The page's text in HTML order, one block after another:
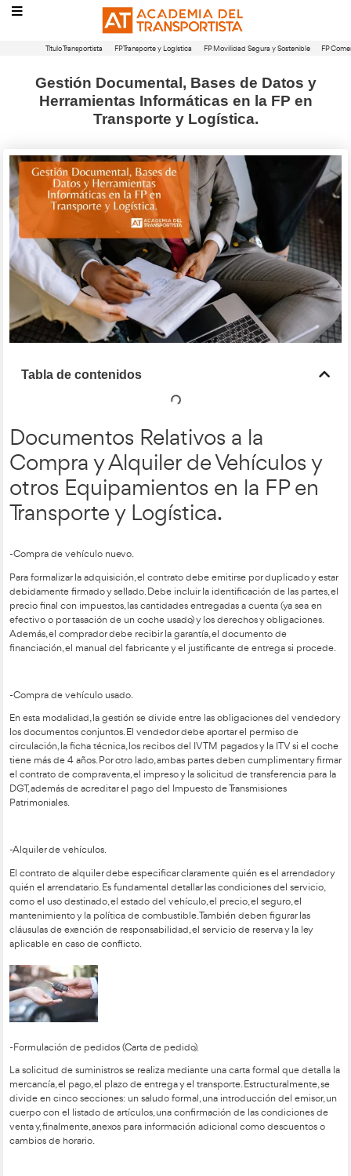
Gestión Documental, Bases de
Herramientas Informáticas en la
Transporte y Logística.
Tabla de contenidos
Documentos Relativos a la
Compra y Alquiler de
otros Equipamientos en la
Transporte y Logística.
-Compra de vehículo nuevo.
Para formalizar la adquisición, el contrato debe emitirse por
debidamente firmado y sellado. Debe incluir la identificación
precio final con impuestos, las cantidades entregadas a
efectivo o por tasación de un coche usado) y los derechos y
-Compra de vehículo usado.
En esta modalidad, la gestión se divide entre las
los documentos conjuntos. El vendedor debe aportar el
circulación, la ficha técnica, los recibos del IVTM pagados y
tiene más de 4 años. Por otro lado, ambas partes deben
el contrato de compraventa, el impreso y la solicitud de
DGT, además de acreditar el pago del Impuesto de
-Alquiler de vehículos.
El contrato de alquiler debe especificar claramente quién es
quién el arrendatario. Es fundamental detallar las